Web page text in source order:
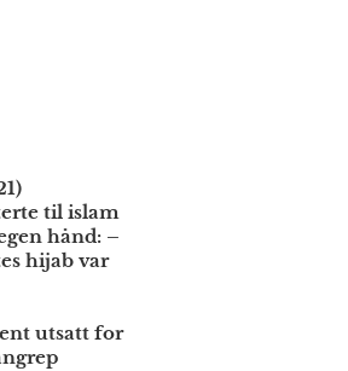
til islam
hånd: –
hijab var
utsatt for